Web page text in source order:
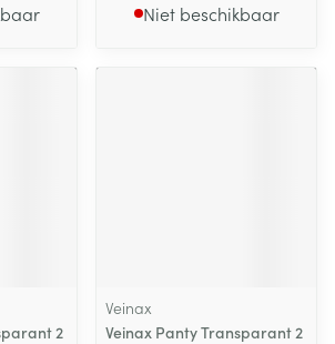
Niet beschikbaar
2
Veinax
Veinax Panty Transparant 2